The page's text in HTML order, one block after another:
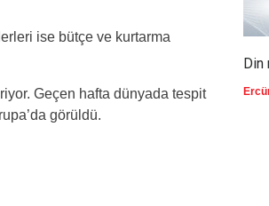
ise bütçe ve kurtarma
Geçen hafta dünyada tespit
görüldü.
Din